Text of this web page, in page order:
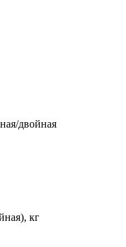
двойная
кг